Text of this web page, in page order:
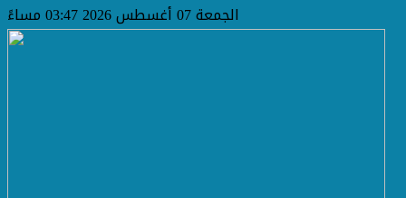
الجمعة 07 أغسطس 2026 03:47 مساءً